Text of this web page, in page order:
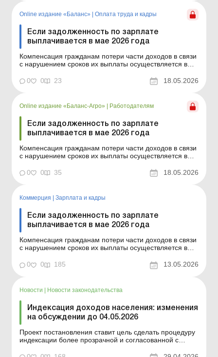
произведение начис...
Online издание «Баланс» | Оплата труда и кадры
Если задолженность по зарплате
выплачивается в мае 2026 года
Компенсация гражданам потери части доходов в связи
с нарушением сроков их выплаты осуществляется в
календарных месяцев в соответствии с Порядком,
утвержденным постановлением КМУ от 21.02.2001 №
произведение нач...
0 0 23 18.05.2026
Online издание «Баланс-Агро» Работодателям
Если задолженность по зарплате
выплачивается в мае 2026 года
Компенсация гражданам потери части доходов в связи
с нарушением сроков их выплаты осуществляется в
календарных месяцев в соответствии с Порядком,
утвержденным постановлением КМУ от 21.02.2001 №
произведение нач...
0 0 35 18.05.2026
Коммерция Зарплата и кадры
Если задолженность по зарплате
выплачивается в мае 2026 года
Компенсация гражданам потери части доходов в связи
с нарушением сроков их выплаты осуществляется в
календарных месяцев в соответствии с Порядком,
утвержденным постановлением КМУ от 21.02.2001 №
произведение начис...
0 0 185 13.05.2026
Новости | Новости законодательства
Индексация доходов населения: изменения
на обсуждении до 04.05.2026
Проект постановления ставит цель сделать процедуру
индексации более прозрачной и согласованной с
материале, что предлагают изменить в 2026 году.